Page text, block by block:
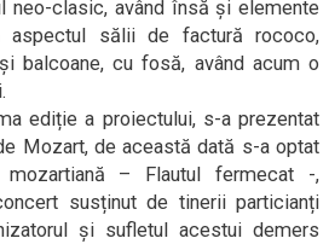
neo-clasic, având însă și elemente
aspectul sălii de factură rococo,
balcoane, cu fosă, având acum o
ediție a proiectului, s-a prezentat
Mozart, de această dată s-a optat
– Flautul fermecat -,
susținut de tinerii particianți
și sufletul acestui demers